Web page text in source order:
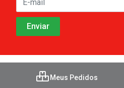
Meus Pedidos